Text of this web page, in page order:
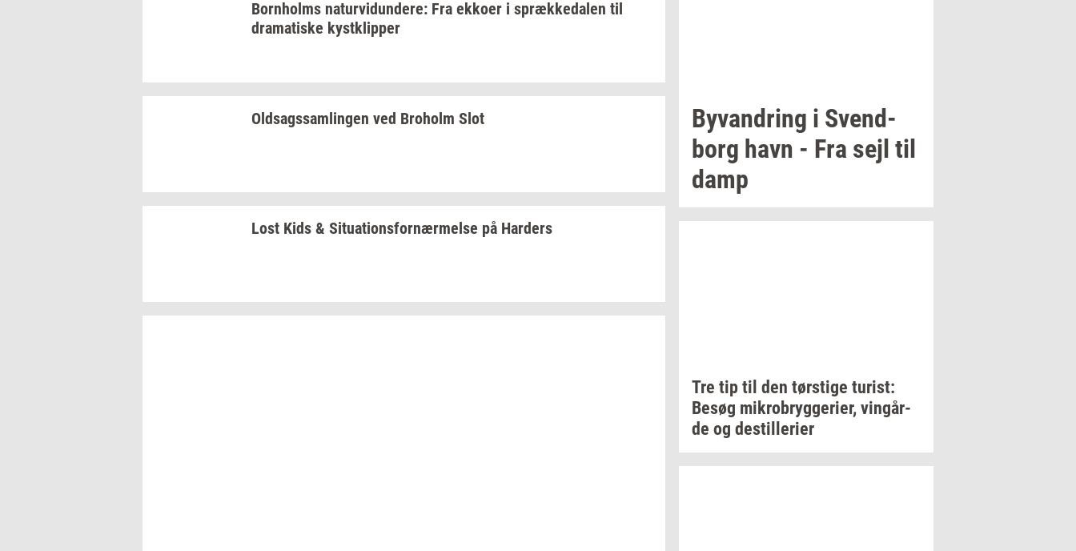
Born­holms na­tur­vi­dun­de­re: Fra ek­ko­er i spræk­ke­da­len til
dra­ma­ti­ske kyst­klip­per
Oldsags­sam­lin­gen ved Bro­holm Slot
Lost Kids & Si­tu­a­tions­for­nær­mel­se på Har­ders
Byvan­dring i Svend­
borg havn - Fra sejl til
damp
Tre tip til den tørsti­ge turist:
Besøg mi­kro­bryg­ge­ri­er, vin­går­
de og destil­le­ri­er